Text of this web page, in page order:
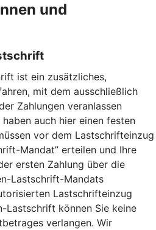
und
ist ein zusätzliches,
mit dem ausschließlich
Zahlungen veranlassen
auch hier einen festen
vor dem Lastschrifteinzug
Mandat” erteilen und Ihre
ersten Zahlung über die
Lastschrift-Mandats
Lastschrifteinzug
Lastschrift können Sie keine
verlangen. Wir